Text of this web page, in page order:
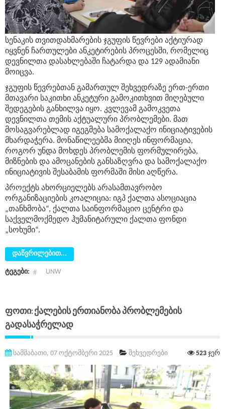
სენაკის თვითდახმარების ჯგუფის წევრები აქტიურად
იყვნენ ჩართულები ანკეტირების პროცესში, რომელიც
დევნილთა დასახლებაში ჩატარდა და 129 ადამიანი
მოიცვა.
ჯგუფის წევრებთან გამართულ შეხვედრაზე ერთ-ერთი
მთავარი საკითხი ანკეტური გამოკითხვით მიღებული
შედეგების განხილვა იყო. კვლევამ გამოკვეთა
დევნილთა თემის აქტუალური პრობლემები. მათ
მოსაგვარებლად იგეგმება სამოქალაქო ინიციატივების
მხარდაჭერა. მონაწილეებმა მიიღეს ინფორმაცია,
როგორ უნდა მოხდეს პრობლემის ფორმულირება,
მიზნების და ამოცანების განსაზღვრა და სამოქალაქო
ინიციატივის შესაბამის ფორმაში მისი აღწერა.
პროექტს ახორციელებს არასამთავრობო
ორგანიზაციების კოალიცია: იგპ ქალთა ასოციაცია
„თანხმობა“, ქალთა საინფორმაციო ცენტრი და
საქველმოქმედო ჰუმანიტარული ქალთა ფონდი
„სოხუმი“.
დაწვრილებით...
ტეგები: UNW
Ფოთი: Ქალების Ერთიანობა Პრობლემების
Გადასაჭრელად
სამშაბათი, 07 ოქტომბერი 2025 შეხვედრები 523 ჯერ